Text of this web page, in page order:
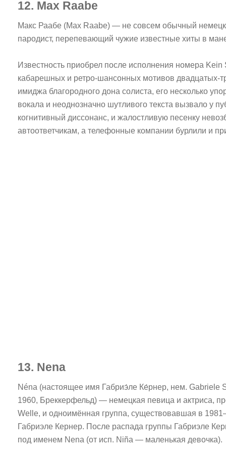
12. Max Raabe
Макс Раабе (Max Raabe) — не совсем обычный
пародист, перепевающий чужие известные хиты в
Известность приобрел после исполнения номера
кабарешных и ретро-шансонных мотивов двадцатых-
имиджа благородного дона солиста, его несколько
вокала и неоднозначно шутливого текста вызвало у
когнитивный диссонанс, и жалостливую песенку
автоответчикам, а телефонные компании бурлили и
13. Nena
Néna (настоящее имя Габриэ́ле Ке́рнер, нем. Gabriele
1960, Бреккерфельд) — немецкая певица и актриса,
Welle, и одноимённая группа, существовавшая в
Габриэле Кернер. После распада группы Габриэле
под именем Nena (от исп. Niña — маленькая девочка).